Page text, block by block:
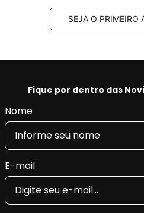
SEJA O PRIMEIRO
Fique por dentro das
Nome
E-mail